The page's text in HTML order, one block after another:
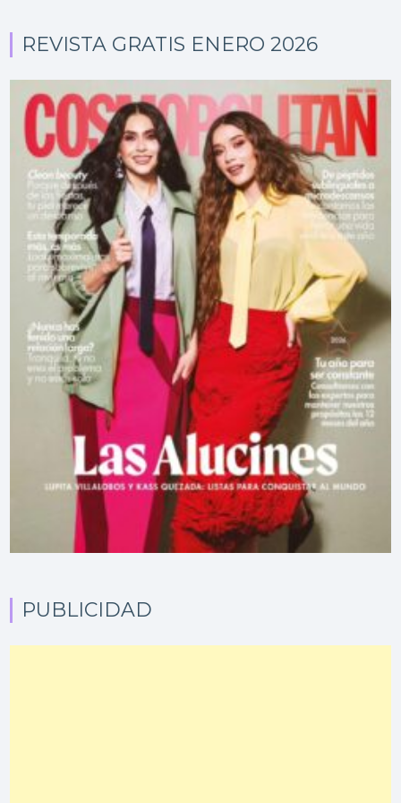
REVISTA GRATIS ENERO 2026
PUBLICIDAD